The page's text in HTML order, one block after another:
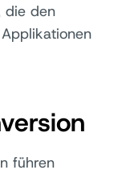
die den
führen